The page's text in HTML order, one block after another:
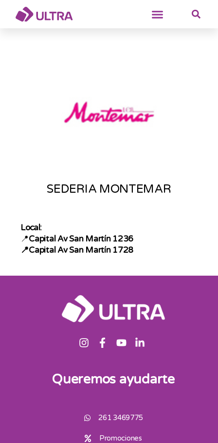
SEDERIA MONTEMAR
Local:
📍Capital Av San Martín 1236
📍Capital Av San Martín 1728
Queremos ayudarte
261 3469775
Promociones